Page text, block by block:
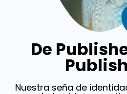
De
Nuestra seña de